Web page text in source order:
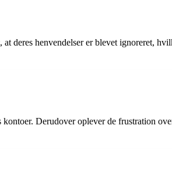
deres henvendelser er blevet ignoreret,
Derudover oplever de frustration